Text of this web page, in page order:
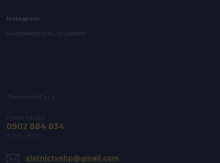
Instagram:
svadobneobrucky_hrubopeter
Zlatníctvo HP s.r.o.
Peter Hrubo
0902 884 834
8.00 - 15.00
zlatnictvohp@gmail.com